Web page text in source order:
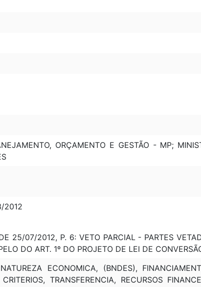
ORÇAMENTO E GESTÃO - MP;
2012
25/07/2012, P. 6: VETO PARCIAL - PARTES
DO ART. 1º DO PROJETO DE LEI DE
ECONOMICA, (BNDES),
TRANSFERENCIA, RECURSOS